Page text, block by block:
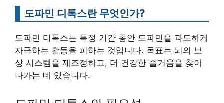
도파민 디톡스란 무엇인가?
도파민 디톡스는 특정 기간 동안 도파민을 과도하게
자극하는 활동을 피하는 것입니다. 목표는 뇌의 보
상 시스템을 재조정하고, 더 건강한 즐거움을 찾아
나가는 데 있습니다.